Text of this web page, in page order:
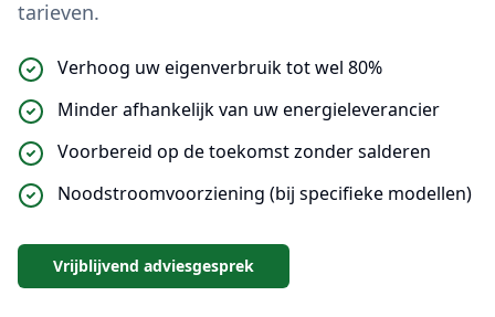
tarieven.
Verhoog uw eigenverbruik tot wel 80%
Minder afhankelijk van uw energieleverancier
Voorbereid op de toekomst zonder salderen
Noodstroomvoorziening (bij specifieke modellen)
Vrijblijvend adviesgesprek